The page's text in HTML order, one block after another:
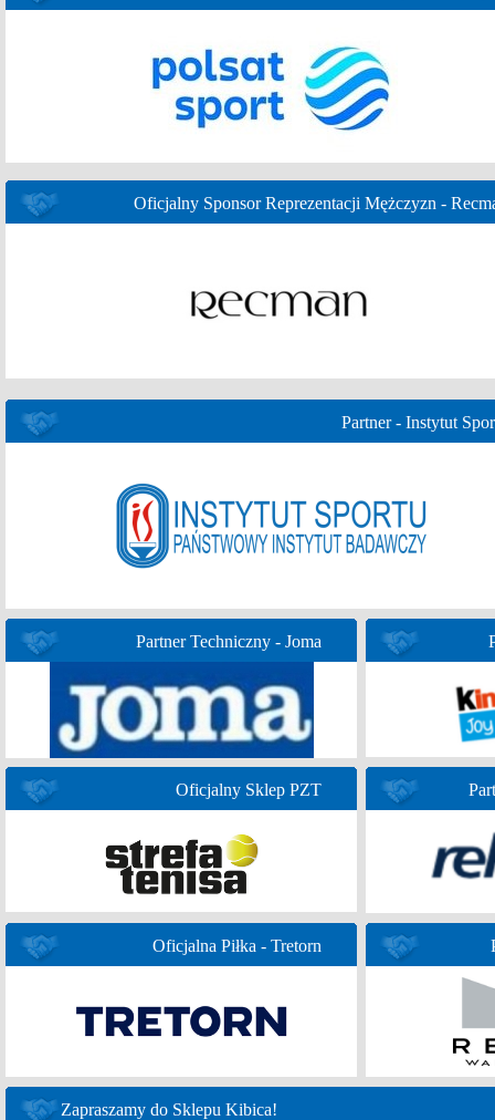
Oficjalny Sponsor Reprezentacji Mężczyzn -
Partner - Instytut
Partner Techniczny - Joma
Oficjalny Sklep PZT
Oficjalna Piłka - Tretorn
Zapraszamy do Sklepu Kibica!